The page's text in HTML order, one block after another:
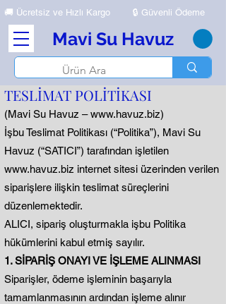
🚚 Ücretsiz ve Hızlı Kargo 🔒 Güvenli Ödeme
Mavi Su Havuz
TESLİMAT POLİTİKASI
(Mavi Su Havuz –www.havuz.biz)
İşbu Teslimat Politikası (“Politika”), Mavi Su
Havuz (“SATICI”) tarafından işletilen
www.havuz.biz internet sitesi üzerinden verilen
siparişlere ilişkin teslimat süreçlerini
düzenlemektedir.
ALICI, sipariş oluşturmakla işbu Politika
hükümlerini kabul etmiş sayılır.
1. SİPARİŞ ONAYI VE İŞLEME ALINMASI
Siparişler, ödeme işleminin başarıyla
tamamlanmasının ardından işleme alınır